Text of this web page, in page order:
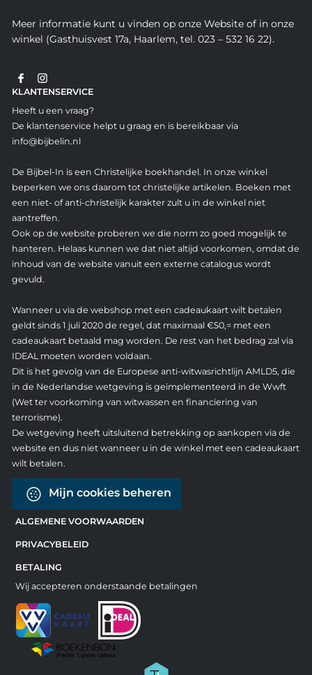
Meer informatie kunt u vinden op onze Website of in onze
winkel (Gasthuisvest 17a, Haarlem, tel. 023 – 532 16 22).
KLANTENSERVICE
Heeft u een vraag?
De klantenservice helpt u graag en is bereikbaar via
info@bijbelin.nl
De Bijbel-In is een Christelijke boekhandel. In onze winkel
beperken we ons daarom tot christelijke artikelen. Boeken met
een niet- of anti-christelijk karakter zult u in de winkel niet
aantreffen.
Ook op de website proberen we die norm zo goed mogelijk te
hanteren. Helaas kunnen we dat niet altijd voorkomen, omdat de
inhoud van de website vanuit een externe catalogus wordt
gevuld.
Wanneer u via de webshop met een cadeaukaart wilt betalen
geldt sinds 1 juli 2020 de regel, dat maximaal €50,= met een
cadeaukaart betaald mag worden. De rest van het bedrag zal via
IDEAL moeten worden voldaan.
Dit is het gevolg van de Europese anti-witwasrichtlijn AMLD5, die
in de Nederlandse wetgeving is geïmplementeerd in de Wwft
(Wet ter voorkoming van witwassen en financiering van
terrorisme).
De wetgeving heeft uitsluitend betrekking op aankopen via de
website en dus niet wanneer u in de winkel met een cadeaukaart
wilt betalen.
Mijn cookies beheren
ALGEMENE VOORWAARDEN
PRIVACYBELEID
BETALING
Wij accepteren onderstaande betalingen